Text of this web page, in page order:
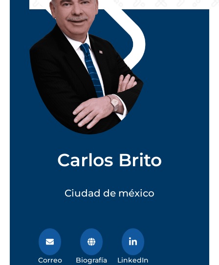
Carlos Brito
Ciudad de méxico
Correo Biografía LinkedIn